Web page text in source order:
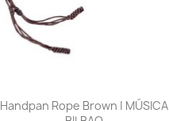
Vista rápida
Handpan Rope Brown | MÚSICA